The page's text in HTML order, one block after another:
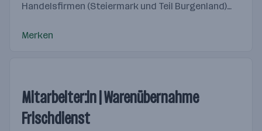
Handelsfirmen (Steiermark und Teil Burgenland)
firmeneigenen LKWs, Rücknahme von Leergut...
Merken
Mitarbeiter:in | Warenübernahme
Frischdienst